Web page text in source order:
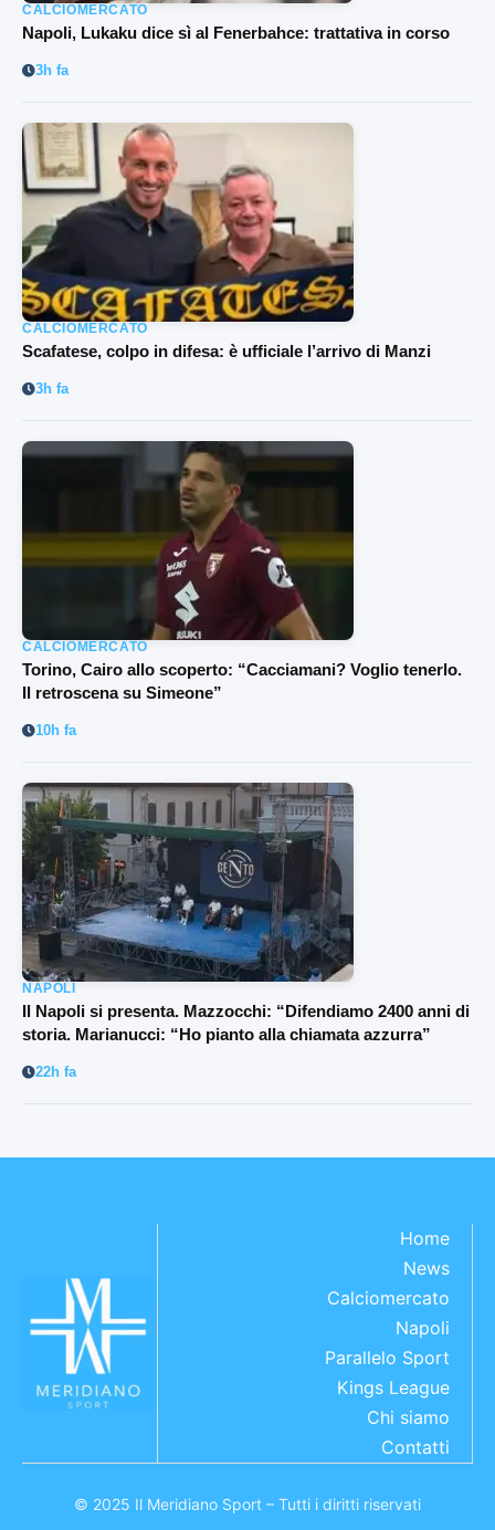
CALCIOMERCATO
Napoli, Lukaku dice sì al Fenerbahce: trattativa in corso
3h fa
CALCIOMERCATO
Scafatese, colpo in difesa: è ufficiale l’arrivo di Manzi
3h fa
CALCIOMERCATO
Torino, Cairo allo scoperto: “Cacciamani? Voglio tenerlo.
Il retroscena su Simeone”
10h fa
NAPOLI
Il Napoli si presenta. Mazzocchi: “Difendiamo 2400 anni di
storia. Marianucci: “Ho pianto alla chiamata azzurra”
22h fa
Home
News
Calciomercato
Napoli
Parallelo Sport
Kings League
Chi siamo
Contatti
© 2025 Il Meridiano Sport – Tutti i diritti riservati